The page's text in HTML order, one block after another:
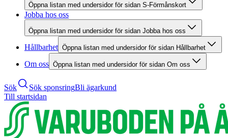
Öppna listan med undersidor för sidan S-Förmånskort
Jobba hos oss
Öppna listan med undersidor för sidan Jobba hos oss
Hållbarhet Öppna listan med undersidor för sidan Hållbarhet
Om oss Öppna listan med undersidor för sidan Om oss
Sök Sök sponsringBli ägarkund
Till startsidan